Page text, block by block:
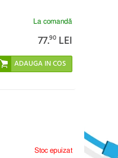
La comandă
77.90 LEI
Stoc epuizat